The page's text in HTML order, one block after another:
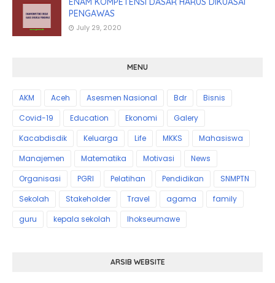
PENGAWAS
July 29, 2020
MENU
AKM Aceh Asesmen Nasional Bdr
Bisnis
Covid-19
Education Ekonomi
Galery
Kacabdisdik
Keluarga Life MKKS
Mahasiswa
Manajemen
Matematika Motivasi
News
Organisasi
PGRI Pelatihan Pendidikan
SNMPTN
Sekolah
Stakeholder Travel agama
family
guru
kepala sekolah lhokseumawe
ARSIB WEBSITE